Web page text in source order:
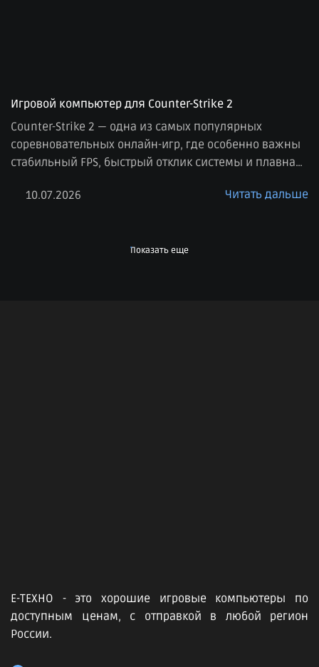
Игровой компьютер для Counter-Strike 2
Counter-Strike 2 — одна из самых популярных
соревновательных онлайн-игр, где особенно важны
стабильный FPS, быстрый отклик системы и плавная
на первом месте не только качество графики, но и
игры, поэтому к выбору компьютера для CS2 стоит […]
10.07.2026 Читать дальше
Показать еще
Е-ТЕХНО - это хорошие игровые компьютеры по
доступным ценам, с отправкой в любой регион
России.